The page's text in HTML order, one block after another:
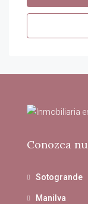
Conozca
Sotogrande
Manilva